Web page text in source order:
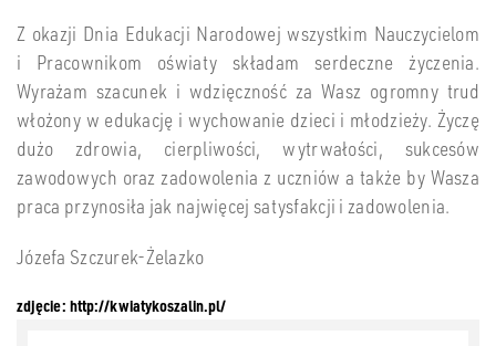
Z okazji Dnia Edukacji Narodowej wszystkim Nauczycielom
i Pracownikom oświaty składam serdeczne życzenia.
Wyrażam szacunek i wdzięczność za Wasz ogromny trud
włożony w edukację i wychowanie dzieci i młodzieży. Życzę
dużo zdrowia, cierpliwości, wytrwałości, sukcesów
zawodowych oraz zadowolenia z uczniów a także by Wasza
praca przynosiła jak najwięcej satysfakcji i zadowolenia.
Józefa Szczurek-Żelazko
zdjęcie: http://kwiatykoszalin.pl/